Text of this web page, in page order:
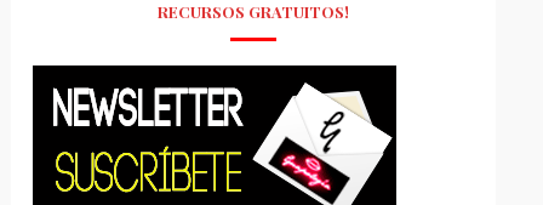
RECURSOS GRATUITOS!